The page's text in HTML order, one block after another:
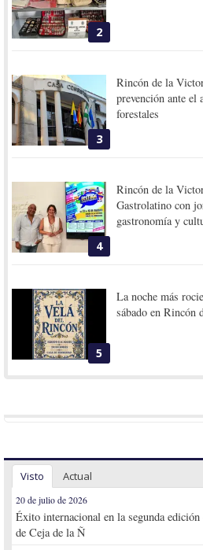
2
3
Rincón de la
prevención ante el
forestales
4
Rincón de la
Gastrolatino con
gastronomía y
5
La noche más
sábado en Rincón
Visto Actual
20 de julio de 2026
Éxito internacional en la segunda
de Ceja de la Ñ